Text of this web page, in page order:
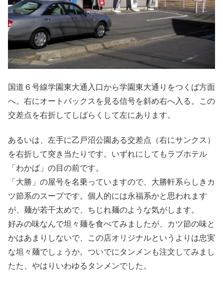
国道６号線学園東大通入口から学園東大通りをつくば方面
へ。右にオートバックスを見る信号を斜め右へ入る。この
交差点を右折してしばらくして左にあります。
あるいは、左手に乙戸沼公園ある交差点（右にサンクス）
を右折して突き当たりです。いずれにしてもラブホテル
「わかば」の目の前です。
「大勝」の屋号を名乗っていますので、大勝軒系らしきカ
ツ節系のスープです。個人的には永福系かと思われます
が、麺が若干太めで、ちじれ麺のような気がします。
好みの味なんで坦々麺を食べてみましたが、カツ節の味と
かはあまりしないで、この店オリジナルというよりは忠実
な坦々麺でしょうか。ついでにタンメンも注文してみまし
たた、やはりいわゆるタンメンでした。